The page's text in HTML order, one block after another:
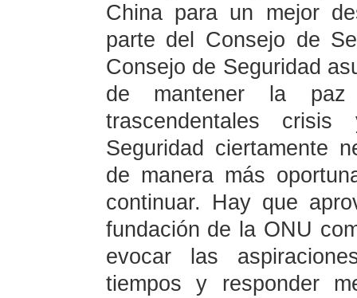
China para un mejor
parte del Consejo de
Consejo de Seguridad
de mantener la paz
trascendentales
Seguridad ciertamente
de manera más
continuar. Hay que
fundación de la ONU
evocar las
tiempos y responder